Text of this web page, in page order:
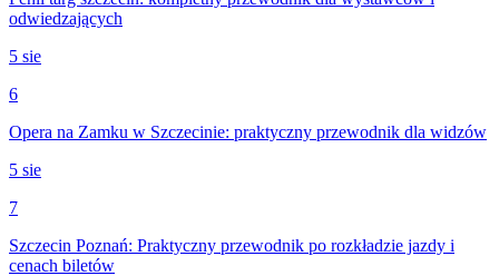
odwiedzających
5 sie
6
Opera na Zamku w Szczecinie: praktyczny przewodnik dla widzów
5 sie
7
Szczecin Poznań: Praktyczny przewodnik po rozkładzie jazdy i
cenach biletów